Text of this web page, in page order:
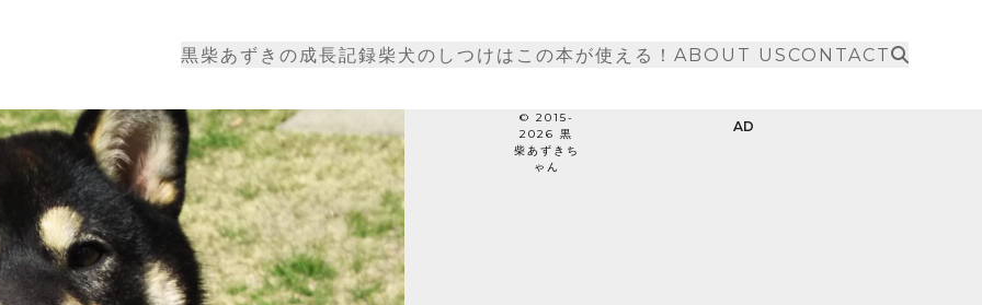
黒柴あずきの成長記録柴犬のしつけはこの本が使える！ ABOUT US CONTACT
AD
© 2015-
2026 黒
柴あずきち
ゃん